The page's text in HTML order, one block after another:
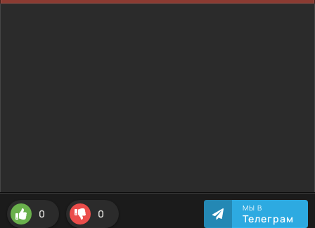
0 0 МЫ В
Телеграм